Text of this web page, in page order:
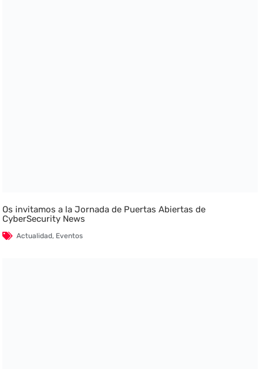
Os invitamos a la Jornada de Puertas Abiertas de
CyberSecurity News
Actualidad, Eventos